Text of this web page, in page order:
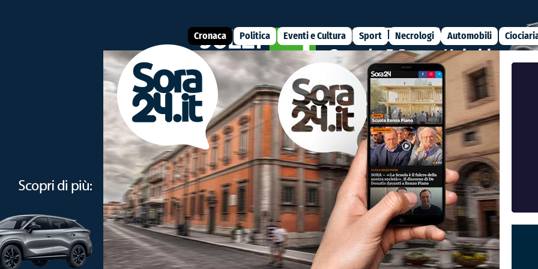
Cronaca Politica Eventi e Cultura Sport Necrologi Automobili